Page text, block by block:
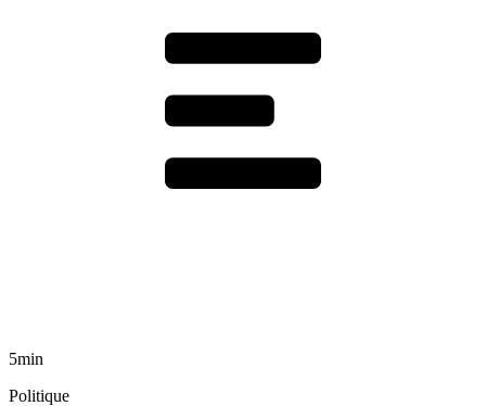
5min
Politique